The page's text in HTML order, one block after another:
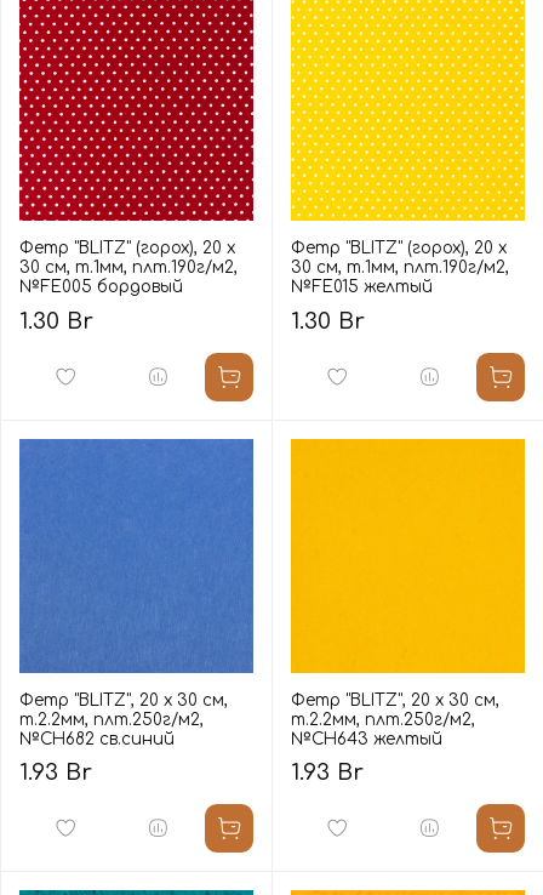
Фетр "BLITZ" (горох), 20 х
30 см, т.1мм, плт.190г/м2,
№FE005 бордовый
1.30 Br
Фетр "BLITZ" (горох), 20 х
30 см, т.1мм, плт.190г/м2,
№FE015 желтый
1.30 Br
Фетр "BLITZ", 20 х 30 см,
т.2.2мм, плт.250г/м2,
№СН682 св.синий
1.93 Br
Фетр "BLITZ", 20 х 30 см,
т.2.2мм, плт.250г/м2,
№СН643 желтый
1.93 Br